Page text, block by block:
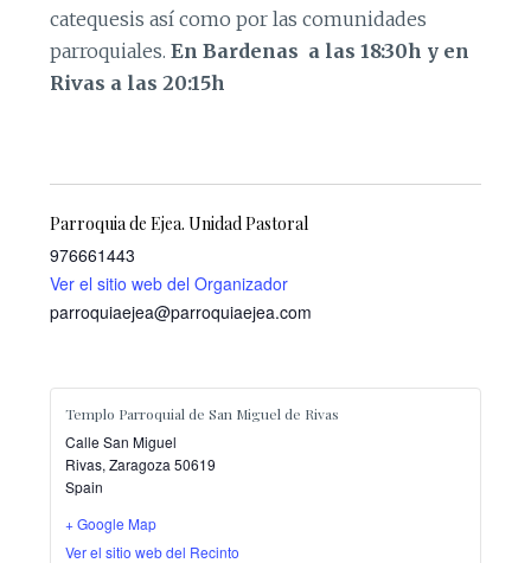
catequesis así como por las comunidades
parroquiales.En Bardenas a las 18:30h y en
Rivas a las 20:15h
Parroquia de Ejea. Unidad Pastoral
976661443
Ver el sitio web del Organizador
parroquiaejea@parroquiaejea.com
Templo Parroquial de San Miguel de Rivas
Calle San Miguel
Rivas, Zaragoza 50619
Spain
+ Google Map
Ver el sitio web del Recinto